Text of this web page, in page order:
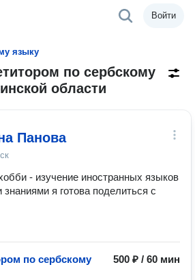
Войти
языку
по сербскому
области
Панова
- изучение иностранных языков
я готова поделиться с
по сербскому
500 ₽ / 60 мин